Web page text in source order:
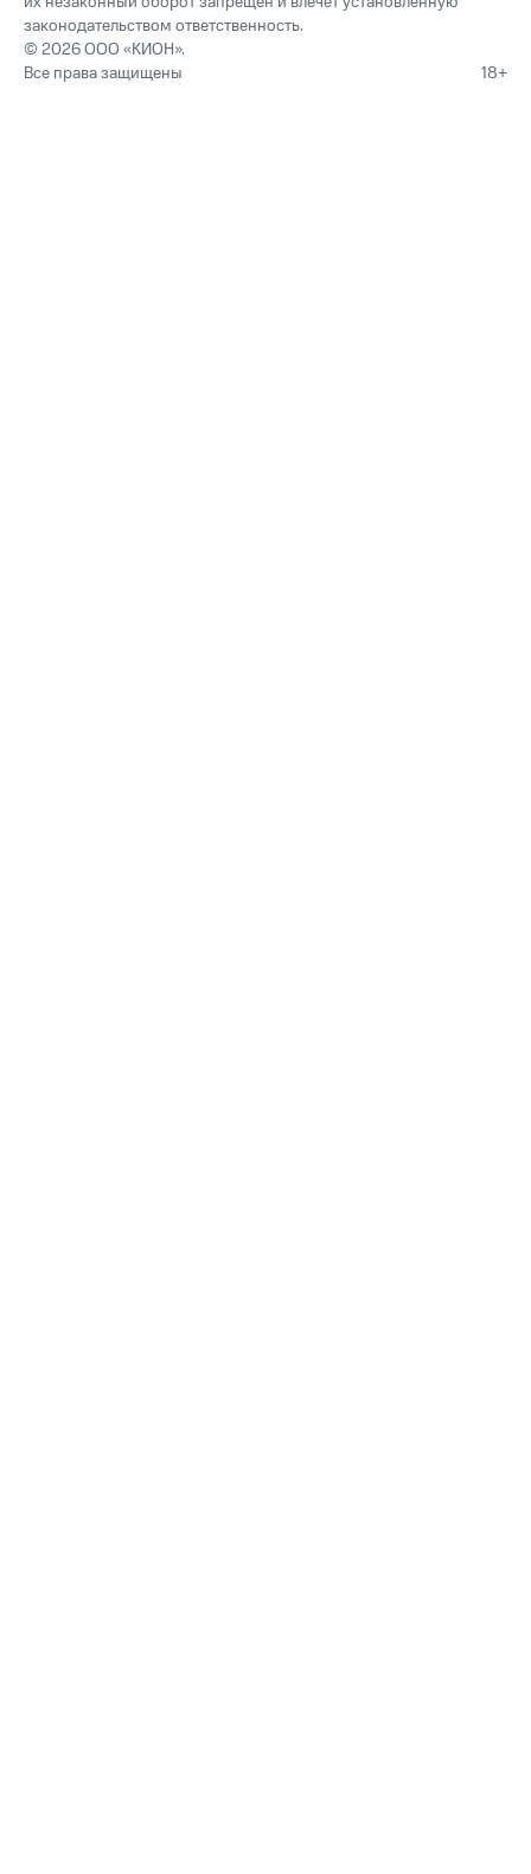
законодательством ответственность.
© 2026 ООО «КИОН».
Все права защищены
18+